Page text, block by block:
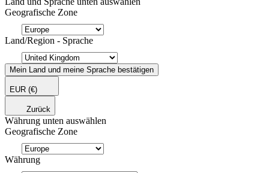
Geografische Zone
Land/Region - Sprache
Mein Land und meine Sprache bestätigen
EUR (€)
Zurück
Währung unten auswählen
Geografische Zone
Währung